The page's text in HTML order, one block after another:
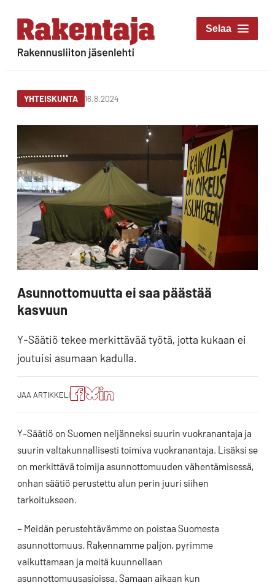
Siirry
suoraan
sisältöön
Rakentaja-lehti
YHTEISKUNTA 16.8.2024
Asunnottomuutta ei saa päästää
kasvuun
Y-Säätiö tekee merkittävää työtä, jotta kukaan ei
joutuisi asumaan kadulla.
JAA ARTIKKELI
Jaa
artikkeli
Facebookissa
Jaa
artikkeli
Blueskyssa
Jako:
Jaa
artikkeli
Y-Säätiö on Suomen neljänneksi suurin vuokranantaja ja
suurin valtakunnallisesti toimiva vuokranantaja. Lisäksi se
on merkittävä toimija asunnottomuuden vähentämisessä,
onhan säätiö perustettu alun perin juuri siihen
tarkoitukseen.
– Meidän perustehtävämme on poistaa Suomesta
asunnottomuus. Rakennamme paljon, pyrimme
vaikuttamaan ja meitä kuunnellaan
asunnottomuusasioissa. Samaan aikaan kun